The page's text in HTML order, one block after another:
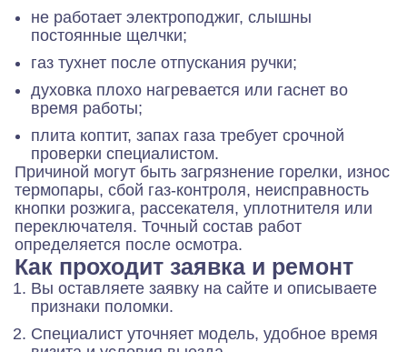
не работает электроподжиг, слышны
постоянные щелчки;
газ тухнет после отпускания ручки;
духовка плохо нагревается или гаснет во
время работы;
плита коптит, запах газа требует срочной
проверки специалистом.
Причиной могут быть загрязнение горелки, износ
термопары, сбой газ-контроля, неисправность
кнопки розжига, рассекателя, уплотнителя или
переключателя. Точный состав работ
определяется после осмотра.
Как проходит заявка и ремонт
Вы оставляете заявку на сайте и описываете
признаки поломки.
Специалист уточняет модель, удобное время